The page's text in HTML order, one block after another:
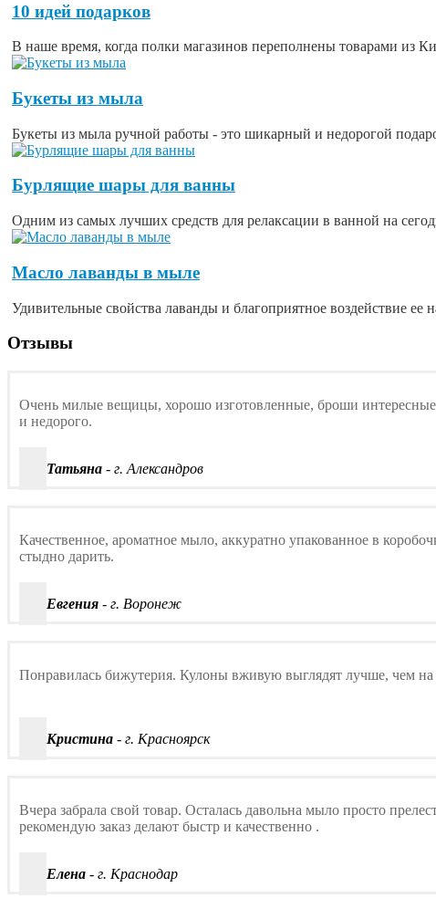
10 идей подарков
В наше время, когда полки магазинов переполнены товарами из
Букеты из мыла
Букеты из мыла ручной работы - это шикарный и недорогой
Бурлящие шары для ванны
Одним из самых лучших средств для релаксации в ванной на
Масло лаванды в мыле
Удивительные свойства лаванды и благоприятное воздействие ее
Отзывы
Очень милые вещицы, хорошо изготовленные, броши
и недорого.
Татьяна - г. Александров
Качественное, ароматное мыло, аккуратно упакованное в
стыдно дарить.
Евгения - г. Воронеж
Понравилась бижутерия. Кулоны вживую выглядят лучше, чем
Кристина - г. Красноярск
Вчера забрала свой товар. Осталась давольна мыло просто
рекомендую заказ делают быстр и качественно .
Елена - г. Краснодар